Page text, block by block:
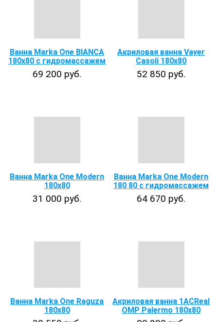
Ванна Marka One BIANCA
180x80 с гидромассажем
69 200 руб.
Акриловая ванна Vayer
Casoli 180х80
52 850 руб.
Ванна Marka One Modern
180x80
31 000 руб.
Ванна Marka One Modern
180 80 с гидромассажем
64 670 руб.
Ванна Marka One Raguza
180x80
Акриловая ванна 1ACReal
ОМР Palermo 180x80